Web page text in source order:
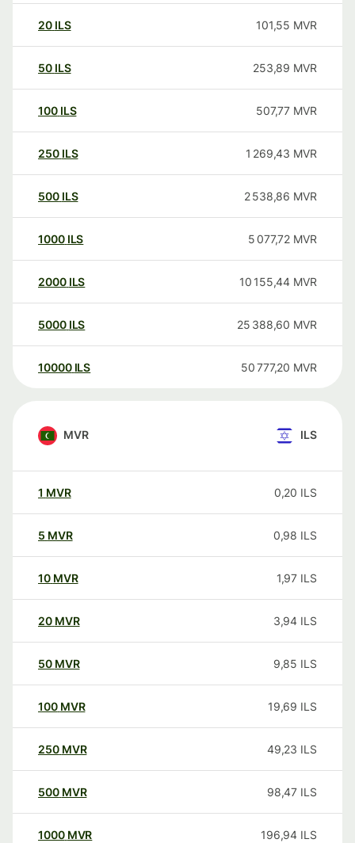
20 ILS 101,55 MVR
50 ILS 253,89 MVR
100 ILS 507,77 MVR
250 ILS 1 269,43 MVR
500 ILS 2 538,86 MVR
1000 ILS 5 077,72 MVR
2000 ILS 10 155,44 MVR
5000 ILS 25 388,60 MVR
10000 ILS 50 777,20 MVR
MVR ILS
1 MVR 0,20 ILS
5 MVR 0,98 ILS
10 MVR 1,97 ILS
20 MVR 3,94 ILS
50 MVR 9,85 ILS
100 MVR 19,69 ILS
250 MVR 49,23 ILS
500 MVR 98,47 ILS
1000 MVR 196,94 ILS